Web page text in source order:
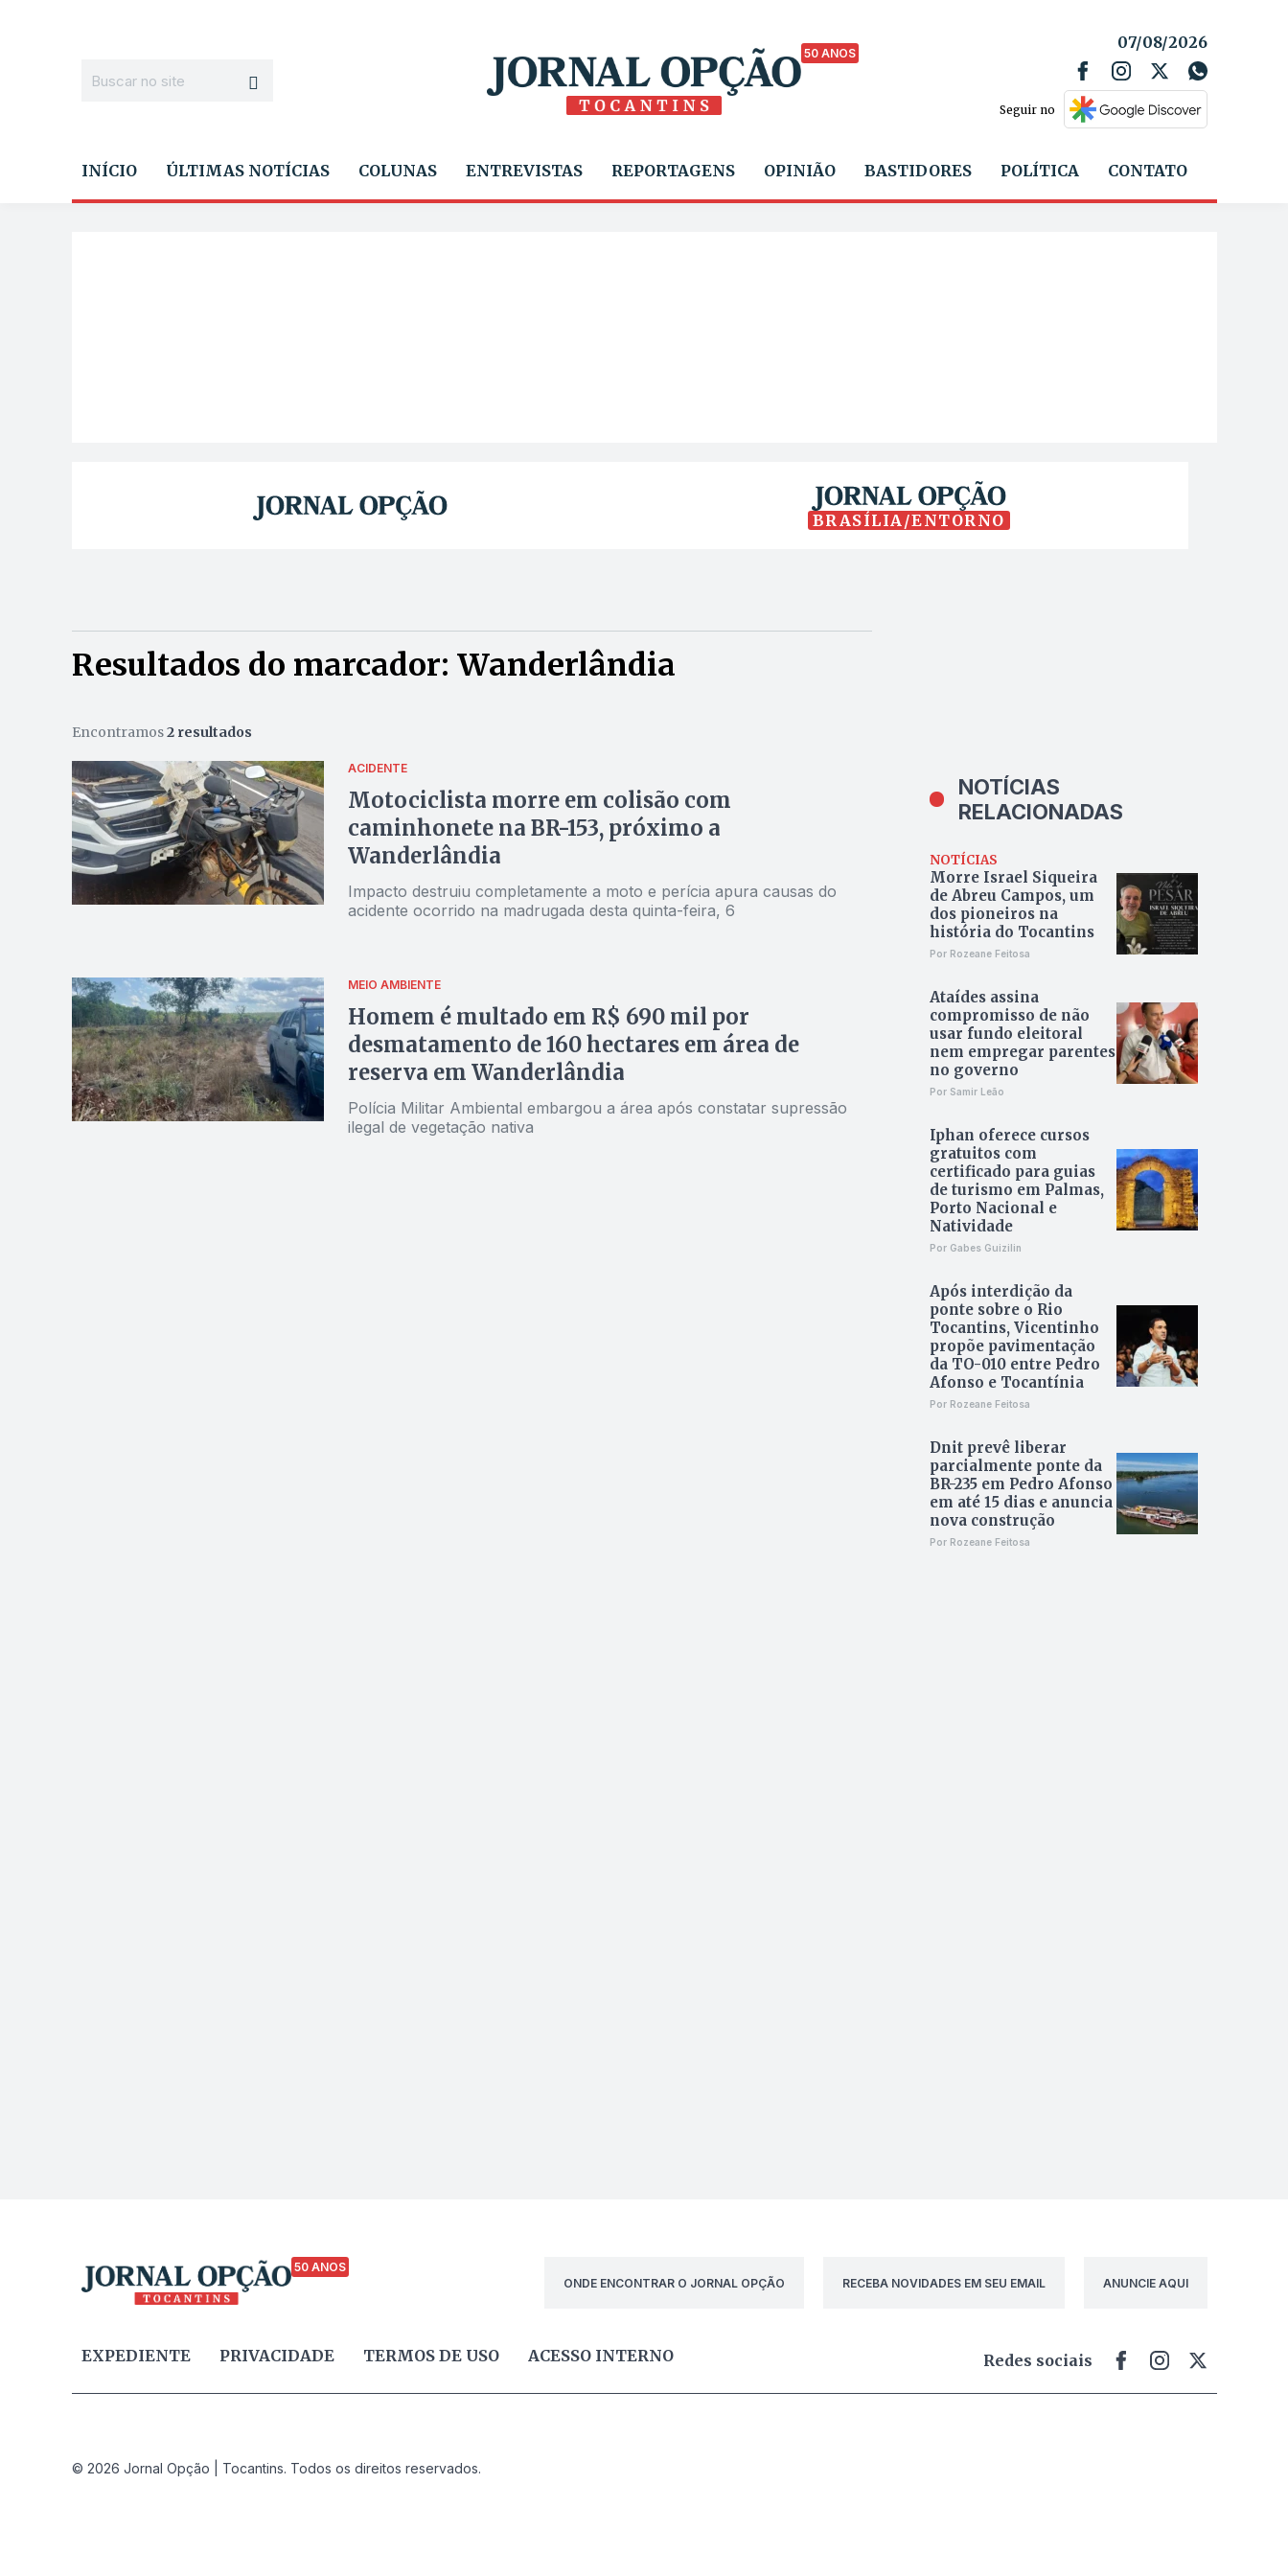
50 ANOS
07/08/2026
Seguir no
INÍCIO ÚLTIMAS NOTÍCIAS COLUNAS ENTREVISTAS REPORTAGENS OPINIÃO BASTIDORES POLÍTICA CONTATO
BRASÍLIA/ENTORNO
Resultados do marcador: Wanderlândia
Encontramos2 resultados
ACIDENTE
Motociclista morre em colisão com
caminhonete na BR-153, próximo a
Wanderlândia
Impacto destruiu completamente a moto e perícia apura causas do
acidente ocorrido na madrugada desta quinta-feira, 6
MEIO AMBIENTE
Homem é multado em R$ 690 mil por
desmatamento de 160 hectares em área de
reserva em Wanderlândia
Polícia Militar Ambiental embargou a área após constatar supressão
ilegal de vegetação nativa
NOTÍCIAS
RELACIONADAS
NOTÍCIAS
Morre Israel Siqueira
de Abreu Campos, um
dos pioneiros na
história do Tocantins
Por Rozeane Feitosa
Ataídes assina
compromisso de não
usar fundo eleitoral
nem empregar parentes
no governo
Por Samir Leão
Iphan oferece cursos
gratuitos com
certificado para guias
de turismo em Palmas,
Porto Nacional e
Natividade
Por Gabes Guizilin
Após interdição da
ponte sobre o Rio
Tocantins, Vicentinho
propõe pavimentação
da TO-010 entre Pedro
Afonso e Tocantínia
Por Rozeane Feitosa
Dnit prevê liberar
parcialmente ponte da
BR-235 em Pedro Afonso
em até 15 dias e anuncia
nova construção
Por Rozeane Feitosa
50 ANOS
ONDE ENCONTRAR O JORNAL OPÇÃO
RECEBA NOVIDADES EM SEU EMAIL ANUNCIE AQUI
EXPEDIENTE PRIVACIDADE TERMOS DE USO ACESSO INTERNO Redes sociais
© 2026 Jornal Opção | Tocantins. Todos os direitos reservados.